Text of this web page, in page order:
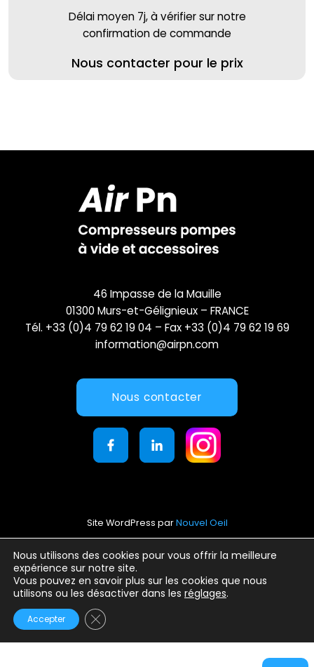
Délai moyen 7j, à vérifier sur notre
confirmation de commande
Nous contacter pour le prix
Nous utilisons des cookies pour vous offrir la meilleure
expérience sur notre site.
Vous pouvez en savoir plus sur les cookies que nous
utilisons ou les désactiver dans les réglages.
Accepter Fermer la bannière des cookies GDPR
46 Impasse de la Mauille
01300 Murs-et-Gélignieux – FRANCE
Tél. +33 (0)4 79 62 19 04 – Fax +33 (0)4 79 62 19 69
information@airpn.com
Nous contacter
Site WordPress parNouvel Oeil
Mentions légales
Conditions générales d’utilisation
Politique de confidentialité